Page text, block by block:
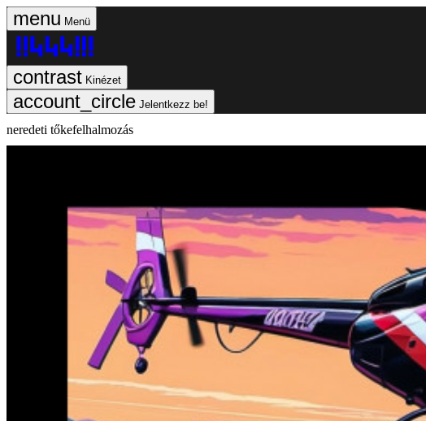
Menü
Kinézet
Jelentkezz be!
neredeti tőkefelhalmozás